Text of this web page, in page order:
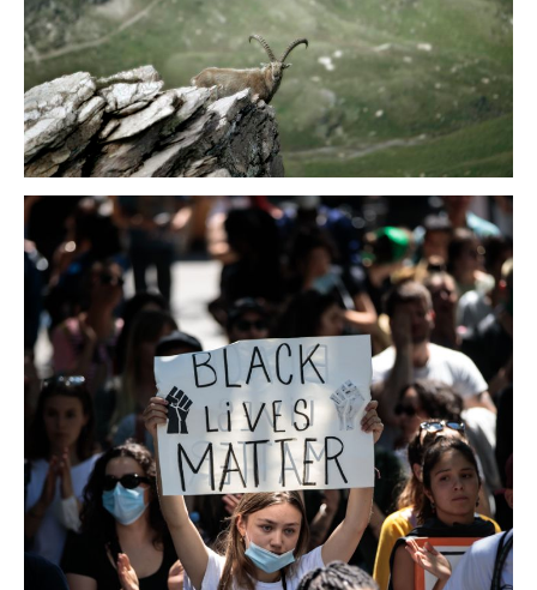
landschaften
daily news